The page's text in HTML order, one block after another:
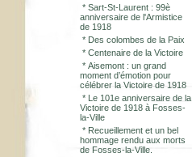
* Sart-St-Laurent : 99è
anniversaire de l'Armistice
de 1918
* Des colombes de la Paix
* Centenaire de la Victoire
* Aisemont : un grand
moment d’émotion pour
célébrer la Victoire de 1918
* Le 101e anniversaire de la
Victoire de 1918 à Fosses-
la-Ville
* Recueillement et un bel
hommage rendu aux morts
de Fosses-la-Ville.